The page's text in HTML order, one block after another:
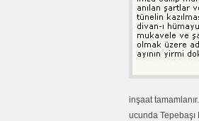
inşaat
ucunda Tepebaşı